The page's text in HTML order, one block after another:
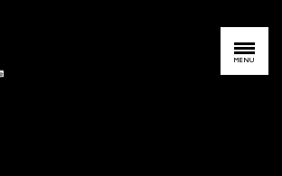
MENU